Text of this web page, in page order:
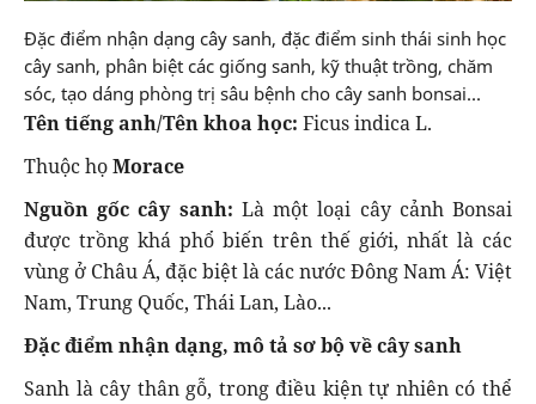
Đặc điểm nhận dạng cây sanh, đặc điểm sinh thái sinh học
cây sanh, phân biệt các giống sanh, kỹ thuật trồng, chăm
sóc, tạo dáng phòng trị sâu bệnh cho cây sanh bonsai...
Tên tiếng anh/Tên khoa học: Ficus indica L.
Thuộc họMorace
Nguồn gốc cây sanh: Là một loại cây cảnh Bonsai
được trồng khá phổ biến trên thế giới, nhất là các
vùng ở Châu Á, đặc biệt là các nước Đông Nam Á: Việt
Nam, Trung Quốc, Thái Lan, Lào...
Đặc điểm nhận dạng, mô tả sơ bộ về cây sanh
Sanh là cây thân gỗ, trong điều kiện tự nhiên có thể